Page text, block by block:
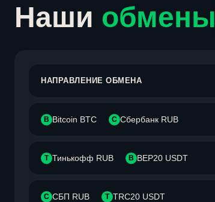
Наши обмены
НАПРАВЛЕНИЕ ОБМЕНА
B Bitcoin BTC С Сбербанк RUB
Т Тинькофф RUB B BEP20 USDT
С СБП RUB T TRC20 USDT